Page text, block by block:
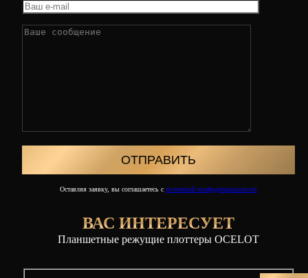
Оставляя заявку, вы соглашаетесь сполитикой конфиденциальности
ВАС ИНТЕРЕСУЕТ
Планшетные режущие плоттеры OCELOT